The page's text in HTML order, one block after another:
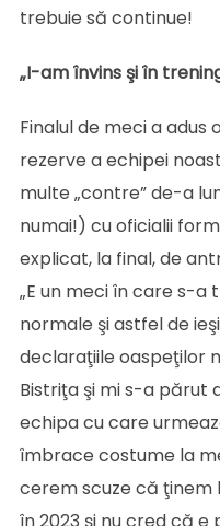
trebuie să continue!
„I-am învins şi în
Finalul de meci a adus
rezerve a echipei
multe „contre” de-a
numai!) cu oficialii
explicat, la final, de
„E un meci în care s-a
normale şi astfel de
declaraţiile oaspeţilor
Bistriţa şi mi s-a părut
echipa cu care
îmbrace costume la
cerem scuze că ţinem